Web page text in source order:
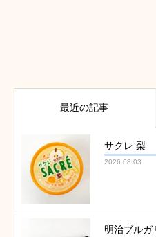
最近の記事
サクレ 梨
2026.08.03
明治ブルガ